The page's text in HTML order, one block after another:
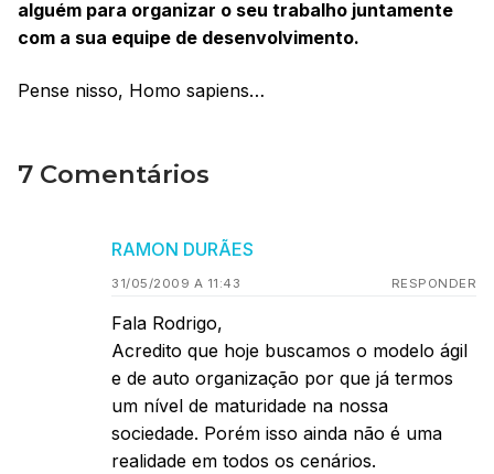
alguém para organizar o seu trabalho juntamente
com a sua equipe de desenvolvimento.
Pense nisso, Homo sapiens…
7 Comentários
RAMON DURÃES
31/05/2009 A 11:43 RESPONDER
Fala Rodrigo,
Acredito que hoje buscamos o modelo ágil
e de auto organização por que já termos
um nível de maturidade na nossa
sociedade. Porém isso ainda não é uma
realidade em todos os cenários.